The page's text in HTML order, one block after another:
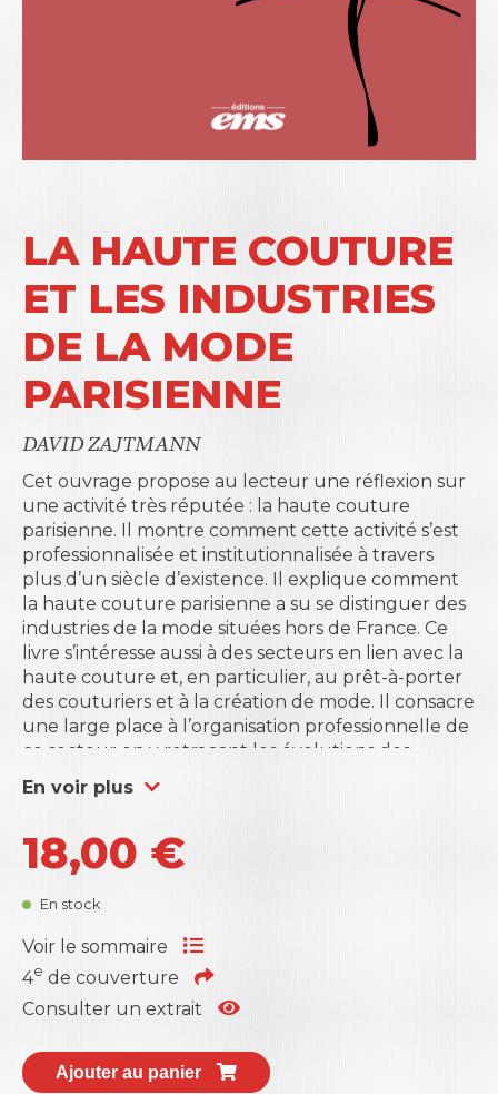
LA HAUTE COUTURE
ET LES INDUSTRIES
DE LA MODE
PARISIENNE
DAVID ZAJTMANN
Cet ouvrage propose au lecteur une réflexion sur
une activité très réputée : la haute couture
parisienne. Il montre comment cette activité s’est
professionnalisée et institutionnalisée à travers
plus d’un siècle d’existence. Il explique comment
la haute couture parisienne a su se distinguer des
industries de la mode situées hors de France. Ce
livre s’intéresse aussi à des secteurs en lien avec la
haute couture et, en particulier, au prêt-à-porter
des couturiers et à la création de mode. Il consacre
une large place à l’organisation professionnelle de
ce secteur en y retraçant les évolutions des
chambres syndicales et des fédérations qui ont
vocation à rassembler les acteurs de cette
la haute couture parisienne et les villes, à l’aide de
travaux académiques, mais aussi à travers des
études de cas et des témoignages.
professionnelles inédites et sur des entretiens
effectués ces quinze dernières années avec de
nombreux dirigeants actuels et passés
d’entreprises de haute couture, de création de
Ce livre est destiné à un public de chercheurs,
En voir plus
18,00 €
En stock
Voir le sommaire
4e de couverture
Consulter un extrait
Ajouter au panier